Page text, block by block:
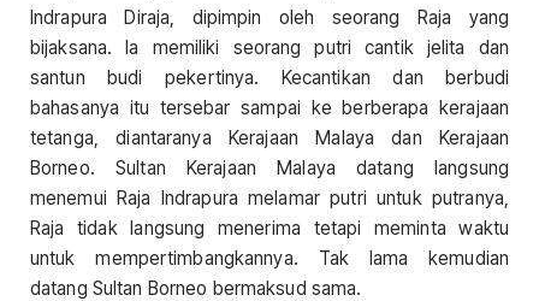
Indrapura Diraja, dipimpin oleh seorang Raja yang
bijaksana. Ia memiliki seorang putri cantik jelita dan
santun budi pekertinya. Kecantikan dan berbudi
bahasanya itu tersebar sampai ke berberapa kerajaan
tetanga, diantaranya Kerajaan Malaya dan Kerajaan
Borneo. Sultan Kerajaan Malaya datang langsung
menemui Raja Indrapura melamar putri untuk putranya,
Raja tidak langsung menerima tetapi meminta waktu
untuk mempertimbangkannya. Tak lama kemudian
datang Sultan Borneo bermaksud sama.